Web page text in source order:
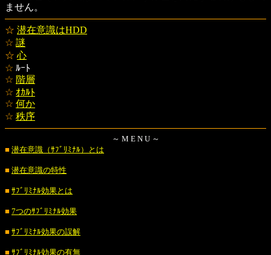
ません。
☆ 潜在意識はHDD
☆ 謎
☆ 心
☆ ﾙｰﾄ
☆ 階層
☆ ｵｶﾙﾄ
☆ 何か
☆ 秩序
～ M E N U ～
■ 潜在意識（ｻﾌﾞﾘﾐﾅﾙ）とは
■ 潜在意識の特性
■ ｻﾌﾞﾘﾐﾅﾙ効果とは
■ 7つのｻﾌﾞﾘﾐﾅﾙ効果
■ ｻﾌﾞﾘﾐﾅﾙ効果の誤解
■ ｻﾌﾞﾘﾐﾅﾙ効果の有無